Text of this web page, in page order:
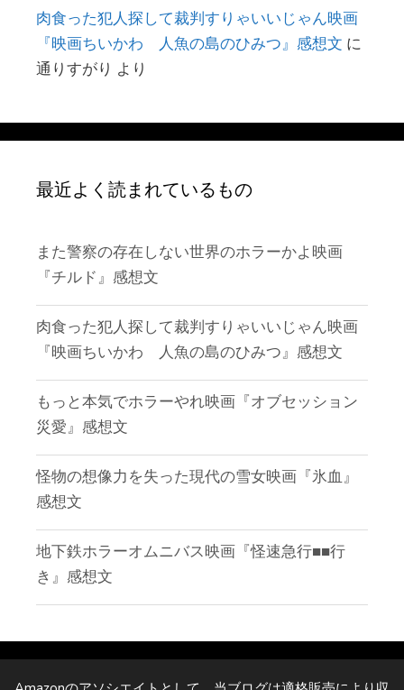
肉食った犯人探して裁判すりゃいいじゃん映画
『映画ちいかわ 人魚の島のひみつ』感想文 に
通りすがり より
最近よく読まれているもの
また警察の存在しない世界のホラーかよ映画
『チルド』感想文
肉食った犯人探して裁判すりゃいいじゃん映画
『映画ちいかわ 人魚の島のひみつ』感想文
もっと本気でホラーやれ映画『オブセッション
災愛』感想文
怪物の想像力を失った現代の雪女映画『氷血』
感想文
地下鉄ホラーオムニバス映画『怪速急行■■行
き』感想文